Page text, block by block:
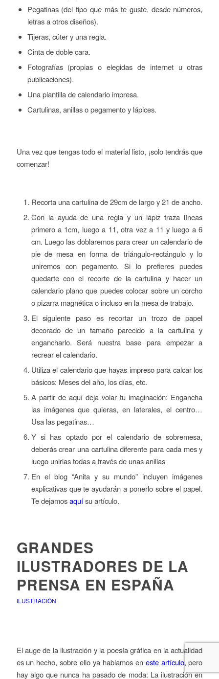
Pegatinas (del tipo que más te guste, desde números,
letras a otros diseños).
Tijeras, cúter y una regla.
Cinta de doble cara.
Fotografías (propias o elegidas de internet u otras
publicaciones).
Una plantilla de calendario impresa.
Cartulinas, anillas o pegamento y lápices.
Una vez que tengas todo el material listo, ¡solo tendrás que
comenzar!
Recorta una cartulina de 29cm de largo y 21 de ancho.
Con la ayuda de una regla y un lápiz traza líneas
primero a 1cm, luego a 11, otra vez a 11 y luego a 6
cm. Luego las doblaremos para crear un calendario de
pie de mesa en forma de triángulo-rectángulo y lo
uniremos con pegamento. Si lo prefieres puedes
quedarte con el recorte de la cartulina y hacer un
calendario plano que puedes colocar sobre un corcho
o pizarra magnética o incluso en la mesa de trabajo.
El siguiente paso es recortar un trozo de papel
decorado de un tamaño parecido a la cartulina y
engancharlo. Será nuestra base para empezar a
recrear el calendario.
Utiliza el calendario que hayas impreso para calcar los
básicos: Meses del año, los días, etc.
A partir de aquí deja volar tu imaginación: Engancha
las imágenes que quieras, en laterales, el centro…
Usa las pegatinas…
Y si has optado por el calendario de sobremesa,
deberás crear una cartulina diferente para cada mes y
luego unirlas todas a través de unas anillas
En el blog “Anita y su mundo” incluyen imágenes
explicativas que te ayudarán a ponerlo sobre el papel.
Te dejamosaquísu artículo.
GRANDES
ILUSTRADORES DE LA
PRENSA EN ESPAÑA
ILUSTRACIÓN
El auge de la ilustración y la poesía gráfica en la actualidad
es un hecho, sobre ello ya hablamos en este artículo, pero
hay algo que nunca ha pasado de moda: La ilustración en